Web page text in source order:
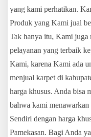
yang kami perhatikan.
Produk yang Kami jual
Tak hanya itu, Kami juga
pelayanan yang terbaik
Kami, karena Kami ada
menjual karpet di
harga khusus. Anda bisa
bahwa kami
Sendiri dengan harga
Pamekasan. Bagi Anda